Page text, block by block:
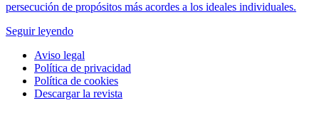
persecución de propósitos más acordes a los ideales individuales.
Seguir leyendo
Aviso legal
Política de privacidad
Política de cookies
Descargar la revista